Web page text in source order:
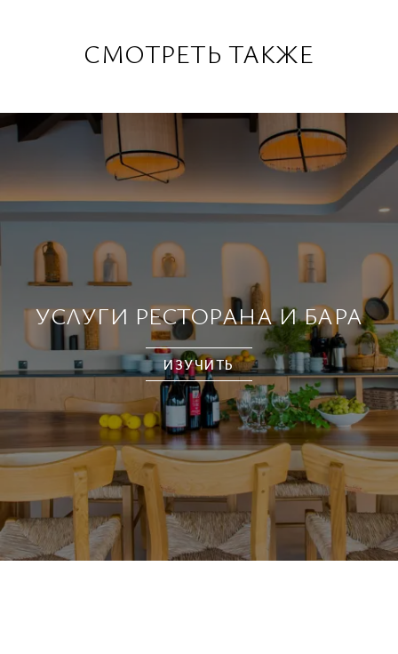
СМОТРЕТЬ ТАКЖЕ
УСЛУГИ РЕСТОРАНА И БАРА
ИЗУЧИТЬ